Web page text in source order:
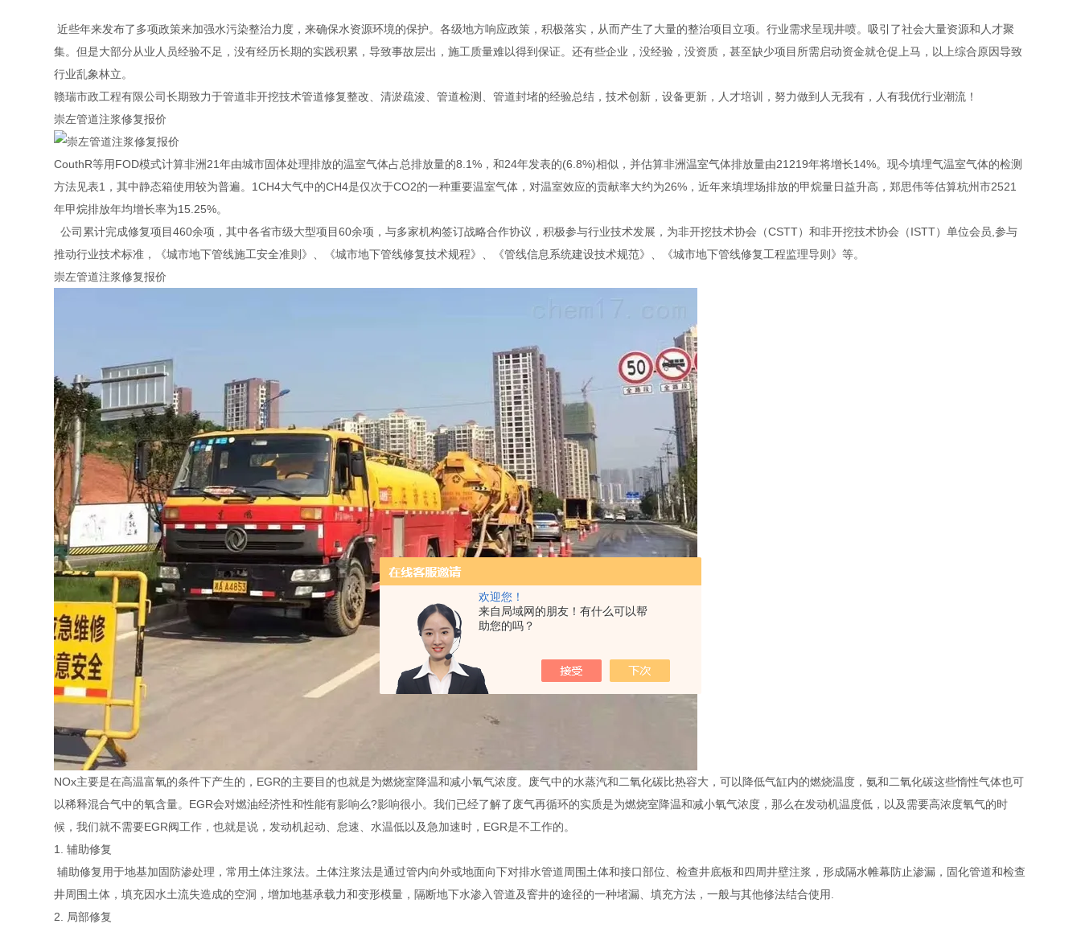
欢迎您！
来自局域网的朋友！有什么可以帮
助您的吗？
近些年来发布了多项政策来加强水污染整治力度，来确保水资源环境的保护。各级地方响应政策，积极落实，从而产生了大量的整治项目立项。行业需求呈现井喷。吸引了社会大量资源和人才聚
集。但是大部分从业人员经验不足，没有经历长期的实践积累，导致事故层出，施工质量难以得到保证。还有些企业，没经验，没资质，甚至缺少项目所需启动资金就仓促上马，以上综合原因导致
行业乱象林立。
赣瑞市政工程有限公司长期致力于管道非开挖技术管道修复整改、清淤疏浚、管道检测、管道封堵的经验总结，技术创新，设备更新，人才培训，努力做到人无我有，人有我优行业潮流！
崇左管道注浆修复报价
CouthR等用FOD模式计算非洲21年由城市固体处理排放的温室气体占总排放量的8.1%，和24年发表的(6.8%)相似，并估算非洲温室气体排放量由21219年将增长14%。现今填埋气温室气体的检测
方法见表1，其中静态箱使用较为普遍。1CH4大气中的CH4是仅次于CO2的一种重要温室气体，对温室效应的贡献率大约为26%，近年来填埋场排放的甲烷量日益升高，郑思伟等估算杭州市2521
年甲烷排放年均增长率为15.25%。
公司累计完成修复项目460余项，其中各省市级大型项目60余项，与多家机构签订战略合作协议，积极参与行业技术发展，为非开挖技术协会（CSTT）和非开挖技术协会（ISTT）单位会员,参与
推动行业技术标准，《城市地下管线施工安全准则》、《城市地下管线修复技术规程》、《管线信息系统建设技术规范》、《城市地下管线修复工程监理导则》等。
崇左管道注浆修复报价
NOx主要是在高温富氧的条件下产生的，EGR的主要目的也就是为燃烧室降温和减小氧气浓度。废气中的水蒸汽和二氧化碳比热容大，可以降低气缸内的燃烧温度，氨和二氧化碳这些惰性气体也可
以稀释混合气中的氧含量。EGR会对燃油经济性和性能有影响么?影响很小。我们已经了解了废气再循环的实质是为燃烧室降温和减小氧气浓度，那么在发动机温度低，以及需要高浓度氧气的时
候，我们就不需要EGR阀工作，也就是说，发动机起动、怠速、水温低以及急加速时，EGR是不工作的。
1. 辅助修复
辅助修复用于地基加固防渗处理，常用土体注浆法。土体注浆法是通过管内向外或地面向下对排水管道周围土体和接口部位、检查井底板和四周井壁注浆，形成隔水帷幕防止渗漏，固化管道和检查
井周围土体，填充因水土流失造成的空洞，增加地基承载力和变形模量，隔断地下水渗入管道及窨井的途径的一种堵漏、填充方法，一般与其他修法结合使用.
2. 局部修复